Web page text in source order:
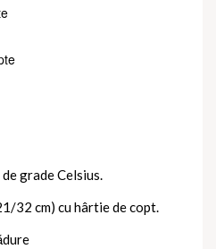
grade Celsius.
32 cm) cu hârtie de copt.